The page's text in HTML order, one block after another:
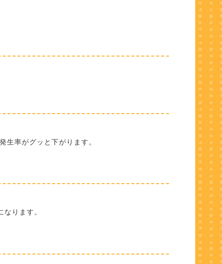
生率がグッと下がります。
ります。